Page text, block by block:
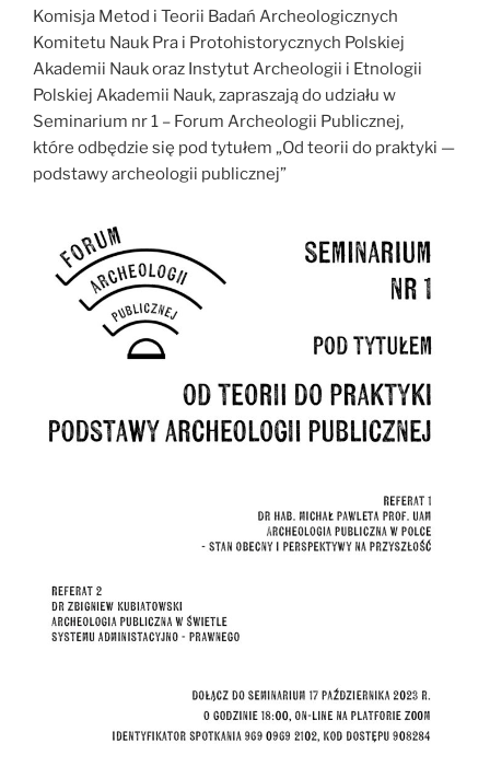
Komisja Metod i Teorii Badań Archeologicznych
Komitetu Nauk Pra i Protohistorycznych Polskiej
Akademii Nauk oraz Instytut Archeologii i Etnologii
Polskiej Akademii Nauk, zapraszają do udziału w
Seminarium nr 1 – Forum Archeologii Publicznej,
które odbędzie się pod tytułem „Od teorii do praktyki —
podstawy archeologii publicznej”